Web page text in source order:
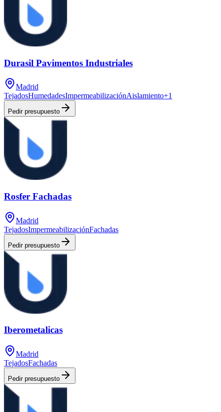
Durasil Pavimentos Industriales
Madrid
TejadosHumedadesImpermeabilizaciónAislamiento+1
Pedir presupuesto
Rosfer Fachadas
Madrid
TejadosImpermeabilizaciónFachadas
Pedir presupuesto
Iberometalicas
Madrid
TejadosFachadas
Pedir presupuesto